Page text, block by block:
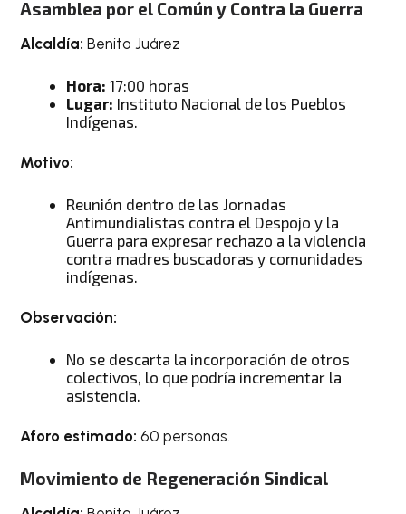
Asamblea por el Común y Contra la Guerra
Alcaldía: Benito Juárez
Hora: 17:00 horas
Lugar: Instituto Nacional de los Pueblos
Indígenas.
Motivo:
Reunión dentro de las Jornadas
Antimundialistas contra el Despojo y la
Guerra para expresar rechazo a la violencia
contra madres buscadoras y comunidades
indígenas.
Observación:
No se descarta la incorporación de otros
colectivos, lo que podría incrementar la
asistencia.
Aforo estimado: 60 personas.
Movimiento de Regeneración Sindical